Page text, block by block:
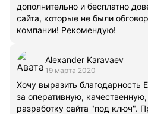
дополнительно и бесплатно
сайта, которые не были
компании! Рекомендую!
Alexander Karavaev
19 марта 2020
Хочу выразить благодарность
за оперативную,
разработку сайта "под ключ".